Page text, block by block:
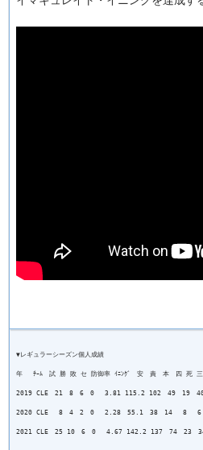
▼レギュラーシーズン個人成績
年 ﾁｰﾑ 試 勝 敗 セ 防御率 ｲﾆﾝｸﾞ 安 責 本 四 死 三
2019 CLE 21 8 6 0 3.81 115.2 102 49 19
2020 CLE 8 4 2 0 2.28 55.1 38 14 8 6
2021 CLE 25 10 6 0 4.67 142.2 137 74 23